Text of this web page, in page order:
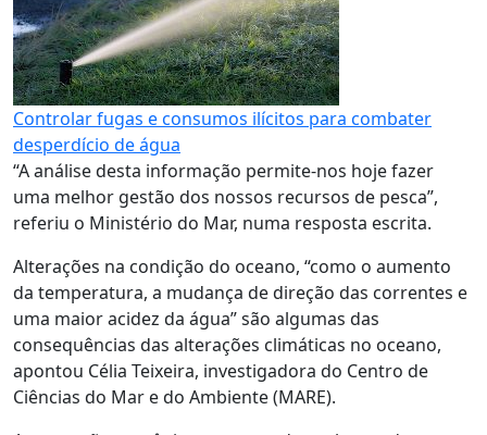
Controlar fugas e consumos ilícitos para combater
desperdício de água
“A análise desta informação permite-nos hoje fazer
uma melhor gestão dos nossos recursos de pesca”,
referiu o Ministério do Mar, numa resposta escrita.
Alterações na condição do oceano, “como o aumento
da temperatura, a mudança de direção das correntes e
uma maior acidez da água” são algumas das
consequências das alterações climáticas no oceano,
apontou Célia Teixeira, investigadora do Centro de
Ciências do Mar e do Ambiente (MARE).